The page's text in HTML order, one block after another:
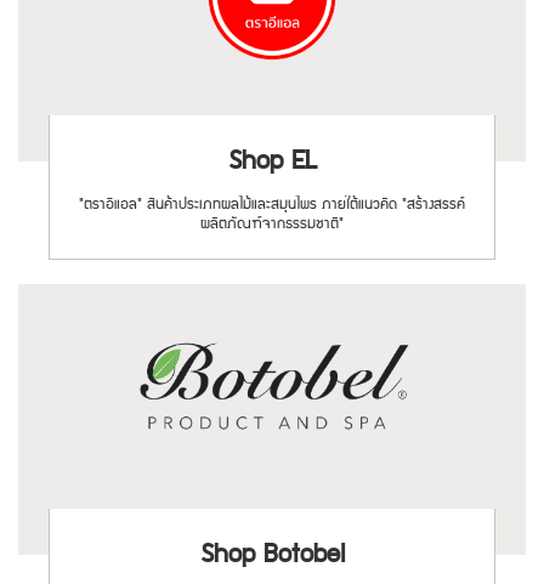
Shop EL
"ตราอีแอล" สินค้าประเภทผลไม้และสมุนไพร ภายใต้แนวคิด "สร้างสรรค์
ผลิตภัณฑ์จากธรรมชาติ"
Shop Botobel